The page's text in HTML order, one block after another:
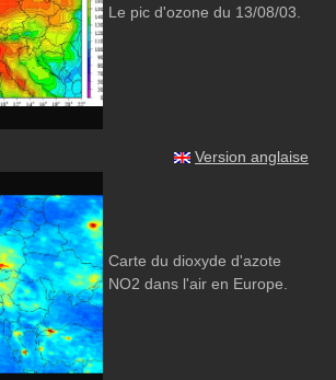
Le pic d'ozone du 13/08/03.
Version anglaise
Carte du dioxyde d'azote
NO2 dans l'air en Europe.